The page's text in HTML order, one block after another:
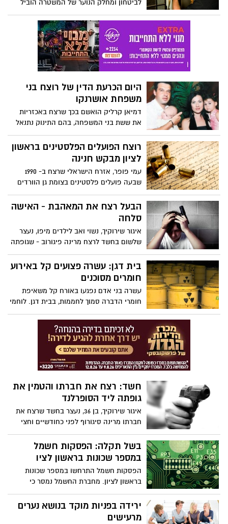
לביטחון ומחלק הנוער של המשטרה הוביל
לתפיסתם של שני פורצים
היום הכרעת הדין של רוצח בני
משפחת אושרנקו
דמיאן קרליק הואשם בכך שרצח באכזריות
את ששת בני המשפחה, בהם התינוק נתנאל
שאת גולגולתו רוצץ. אם יורשע, תדרוש
המדינה לגזור עליו 6 מאסרי עולם מצטברים
רוצח הפועלים הפלסטינים בראשון
לציון מבקש חנינה
עמי פופר, אזרח הישראלי שרצח ב- 1990
שבעה פועלים פלסטינים בצומת גן הוורדים
בראשון לציון, ונידון למאסר עולם, פנה אתמול
אל נשיא המדינה שמעון פרס בבקשת חנינה.
הבעל רצח את המאהבת - האישה
סלחה
איגור שירוקיך, נשוי ואב לילדים מיפו, נעצר
שלשום בחשד לרצח מרינה פיגורוב - שגופתה
נמצאה בחולות ראשל"צ לפני כשלושה
חודשים.
בית דגן: עשרה פצועים קל באירוע
חומרים מסוכנים
עשרה בני אדם נפגעו באורח קל משאיפת
חומרי הדברה סמוך לחממות, בבית דגן. לוחמי
האש מאיגוד 'ראשון לציון' מנסים לאתר
הדליפה.
חשד: רצח את חברתו והטמין את
גופתה ליד הסופרלנד
איגור שירוקיך, בן 36, נעצר בחשד שרצח את
חברתו מרינה סיגורוף לפני כחודשיים וחצי
והטמין את גופתה בחולות ראשון לציון. מעצרו
הוארך בשבעה ימים.
בשל תקלה: הפסקות חשמל
במספר שכונות בראשון לציו
הפסקות חשמל התרחשו במספר שכונות
בראשון לציון. מחברת החשמל נמסר כי
"בעקבות תקלה בקו מתח עליון אשר אירעה
באזור ראשון לציון, בשעה 15:20, יש הפסקת
חשמל במספר שכונות בעיר.
ירידה בפניות מוקד בנושא נערים
מרעישים